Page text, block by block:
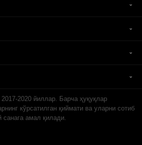
2020 йиллар. Барча ҳуқуқлар
кўрсатилган қиймати ва уларни сотиб
амал қилади.